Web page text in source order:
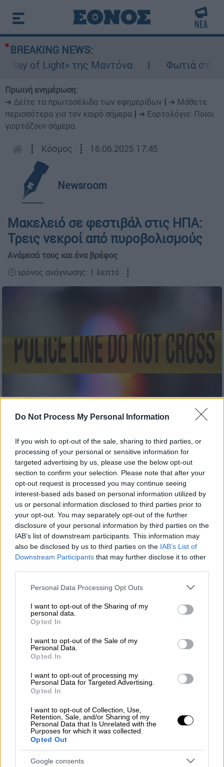
Do Not Process My Personal Information
If you wish to opt-out of the sale, sharing to third parties, or
processing of your personal or sensitive information for
targeted advertising by us, please use the below opt-out
section to confirm your selection. Please note that after your
opt-out request is processed you may continue seeing
interest-based ads based on personal information utilized by
us or personal information disclosed to third parties prior to
your opt-out. You may separately opt-out of the further
disclosure of your personal information by third parties on the
IAB’s list of downstream participants. This information may
also be disclosed by us to third parties on the IAB’s List of
Downstream Participants that may further disclose it to other
Please note that this website/app uses one or more Google
not limited to your visit or usage behaviour. You may click to
grant or deny consent to Google and its third-party tags to
use your data for below specified purposes in below Google
consent section.
Personal Data Processing Opt Outs
I want to opt-out of the Sharing of my
personal data.
Opted In
I want to opt-out of the Sale of my
Personal Data.
Opted In
I want to opt-out of processing my
Personal Data for Targeted Advertising.
Opted In
I want to opt-out of Collection, Use,
Retention, Sale, and/or Sharing of my
Personal Data that Is Unrelated with the
Purposes for which it was collected.
Opted Out
Google consents
BREAKING NEWS:
of Light» της Μαντόνα
Φωτιά στη
Πρωινή ενημέρωση:
➔ Δείτε τα πρωτοσέλιδα των εφημερίδων
➔ Μάθετε
περισσότερα για τον καιρό σήμερα
➔ Εορτολόγιο: Ποιοι
γιορτάζουν σήμερα
┋ Κόσμος ┋ 16.06.2025 17:45
Newsroom
Μακελειό σε φεστιβάλ στις ΗΠΑ:
Τρεις νεκροί από πυροβολισμούς
Ανάμεσά τους και ένα βρέφος
🕛 χρόνος ανάγνωσης: 1 λεπτό ┋
Σκηνή εγκλήματος (AP Photo/Matt Rourke)
Προσθέστε το ΕΘΝΟΣ στη Google
Αιματηρό περιστατικό με τρεις νεκρούς από
πυροβολισμούς σημειώθηκε σεφεστιβάλ
στηΓιούτατωνΗΠΑ.
ΔΙΑΒΑΣΤΕ ΕΠΙΣΗΣ
Κόσμος|11.06.2025 19:03
Μακελειό στην Αυστρία: Αυτός είναι
ο 21χρονος φονιάς του Γκρατς που
αιματοκύλησε το πρώην σχολείο του
Συγκεκριμένα, στη
σημειώθηκε
συμπλοκή νεαρών, κατά τη διάρκεια του
φεστιβάλ «Westfest» του Σολτ Λέικ Σίτιτο
βράδυ της Κυριακής (15/6), με τρεις
άλλοι δύο τραυματίστηκαν. Μεταξύ των
ατόμων που σκοτώθηκαν είναι ένα βρέφος,
μια 41χρονη και ένας 18χρονος, όπως
ανέφερε ητοπική αστυνομία.